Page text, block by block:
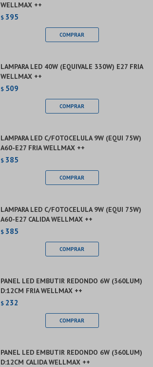
WELLMAX ++
$ 395
LAMPARA LED 40W (EQUIVALE 330W) E27 FRIA
WELLMAX ++
$ 509
LAMPARA LED C/FOTOCELULA 9W (EQUI 75W)
A60-E27 FRIA WELLMAX ++
$ 385
LAMPARA LED C/FOTOCELULA 9W (EQUI 75W)
A60-E27 CALIDA WELLMAX ++
$ 385
PANEL LED EMBUTIR REDONDO 6W (360LUM)
D:12CM FRIA WELLMAX ++
$ 232
PANEL LED EMBUTIR REDONDO 6W (360LUM)
D:12CM CALIDA WELLMAX ++